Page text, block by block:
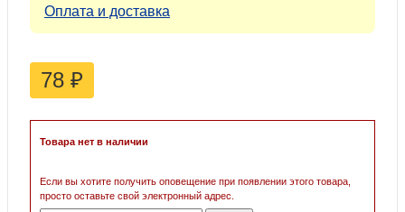
Оплата и доставка
78 ₽
Товара нет в наличии
Если вы хотите получить оповещение при появлении этого товара,
просто оставьте свой электронный адрес.